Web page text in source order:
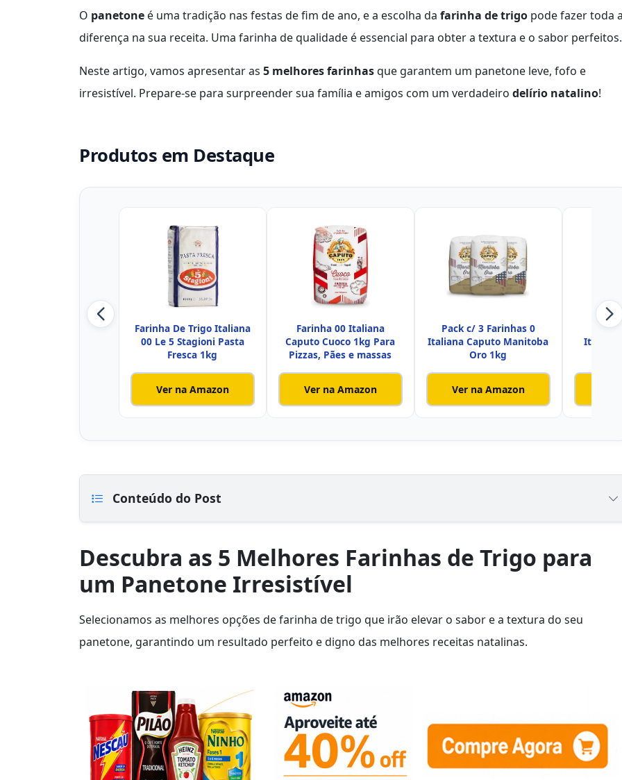
O panetone é uma tradição nas festas de fim de ano, e a escolha da farinha de trigo pode fazer toda
diferença na sua receita. Uma farinha de qualidade é essencial para obter a textura e o sabor perfeitos.
Neste artigo, vamos apresentar as 5 melhores farinhasque garantem um panetone leve, fofo e
irresistível. Prepare-se para surpreender sua família e amigos com um verdadeiro delírio natalino!
Produtos em Destaque
Farinha De Trigo Italiana
00 Le 5 Stagioni Pasta
Fresca 1kg
Ver na Amazon
Farinha 00 Italiana
Caputo Cuoco 1kg Para
Pizzas, Pães e massas
Ver na Amazon
Pack c/ 3 Farinhas 0
Italiana Caputo Manitoba
Oro 1kg
Ver na Amazon
Italiana
Conteúdo do Post
Descubra as 5 Melhores Farinhas de Trigo para
um Panetone Irresistível
Selecionamos as melhores opções de farinha de trigo que irão elevar o sabor e a textura do seu
panetone, garantindo um resultado perfeito e digno das melhores receitas natalinas.